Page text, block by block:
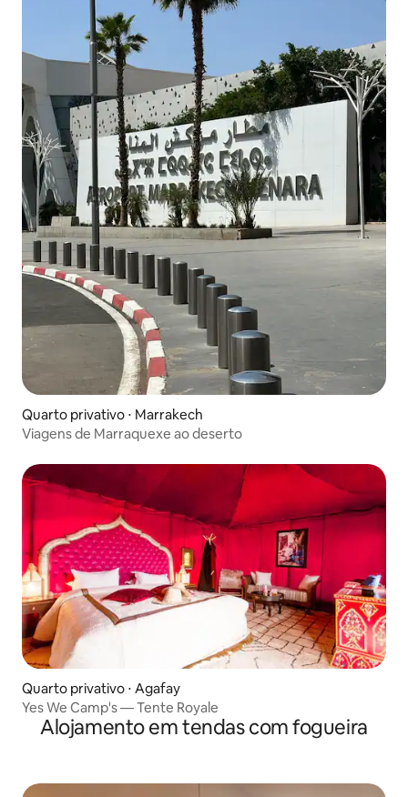
Quarto privativo ⋅ Marrakech
Viagens de Marraquexe ao deserto
Quarto privativo ⋅ Agafay
Yes We Camp's — Tente Royale
Alojamento em tendas com fogueira